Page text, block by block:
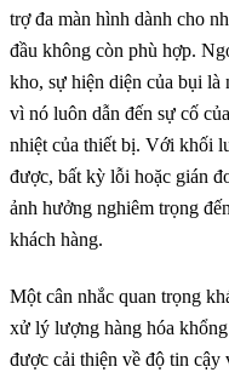
trợ đa màn hình dành cho
đầu không còn phù hợp.
kho, sự hiện diện của bụi là
vì nó luôn dẫn đến sự cố
nhiệt của thiết bị. Với khối
được, bất kỳ lỗi hoặc gián
ảnh hưởng nghiêm trọng
khách hàng.
Một cân nhắc quan trọng
xử lý lượng hàng hóa
được cải thiện về độ tin cậy